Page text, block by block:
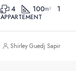
4 100m² 1
APPARTEMENT
Shirley Guedj Sapir